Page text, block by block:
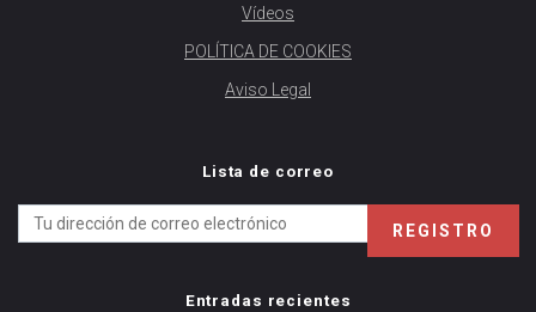
Vídeos
POLÍTICA DE COOKIES
Aviso Legal
Lista de correo
Entradas recientes